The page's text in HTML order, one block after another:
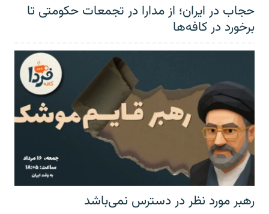
حجاب در ایران؛ از مدارا در تجمعات حکومتی تا
برخورد در کافه‌ها
رهبر مورد نظر در دسترس نمی‌باشد